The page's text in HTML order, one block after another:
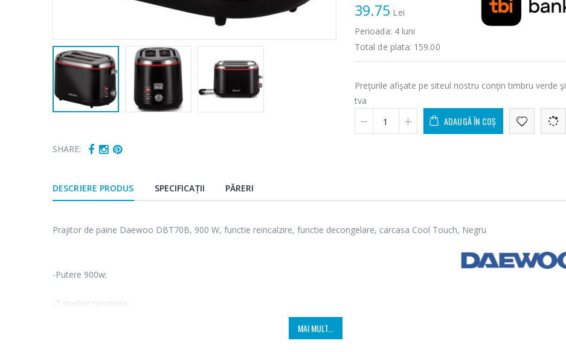
SHARE:
39.75 Lei
Perioada: 4luni
Total de plata: 159.00
Preţurile afişate pe siteul nostru conţin timbru verde şi
tva
ADAUGĂ ÎN COȘ
DESCRIERE PRODUS SPECIFICAȚII PĂRERI
Prajitor de paine Daewoo DBT70B, 900 W, functie reincalzire, functie decongelare, carcasa Cool Touch, Negru
-Putere 900w;
-7 niveluri rumenire;
MAI MULT...